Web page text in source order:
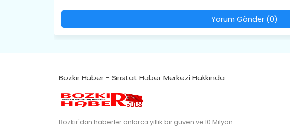
Yorum Gönder (0)
Bozkır Haber - Sırıstat Haber Merkezi Hakkında
Bozkır'dan haberler onlarca yıllık bir güven ve 10 Milyon